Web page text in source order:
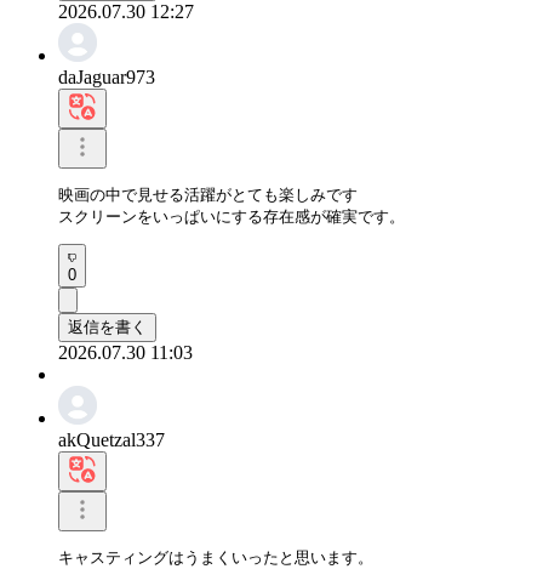
2026.07.30 12:27
daJaguar973
映画の中で見せる活躍がとても楽しみです
スクリーンをいっぱいにする存在感が確実です。
0
返信を書く
2026.07.30 11:03
akQuetzal337
キャスティングはうまくいったと思います。